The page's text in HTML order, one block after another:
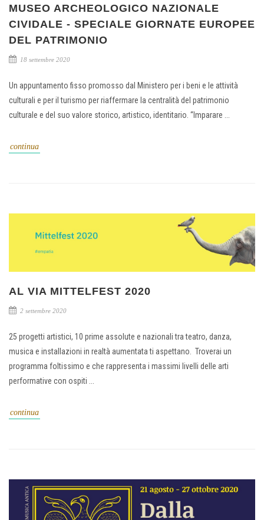
MUSEO ARCHEOLOGICO NAZIONALE
CIVIDALE - SPECIALE GIORNATE EUROPEE
DEL PATRIMONIO
18 settembre 2020
Un appuntamento fisso promosso dal Ministero per i beni e le attività
culturali e per il turismo per riaffermare la centralità del patrimonio
culturale e del suo valore storico, artistico, identitario. “Imparare ...
continua
AL VIA MITTELFEST 2020
2 settembre 2020
25 progetti artistici, 10 prime assolute e nazionali tra teatro, danza,
musica e installazioni in realtà aumentata ti aspettano. Troverai un
programma foltissimo e che rappresenta i massimi livelli delle arti
performative con ospiti ...
continua